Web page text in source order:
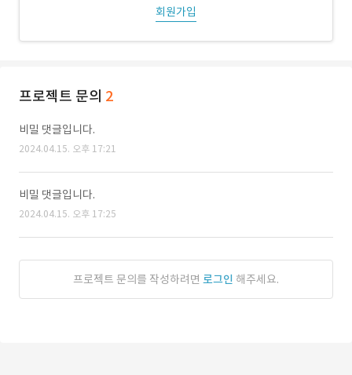
회원가입
프로젝트 문의 2
비밀 댓글입니다.
2024.04.15. 오후 17:21
비밀 댓글입니다.
2024.04.15. 오후 17:25
프로젝트 문의를 작성하려면 로그인 해주세요.